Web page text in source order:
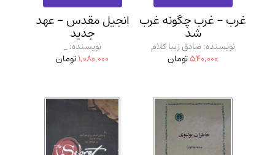
غرب - غرب چگونه غرب
شد
نویسنده: صادق زیبا کلام
540,000تومان
انجیل مقدس - عهد
جدید
نویسنده: _
1,080,000تومان